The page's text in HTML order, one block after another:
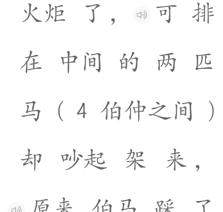
火炬 了 ， 可 排
在
中 间 的 两
匹
马
( 4 伯仲之间
)
却
吵起 架 来 ，